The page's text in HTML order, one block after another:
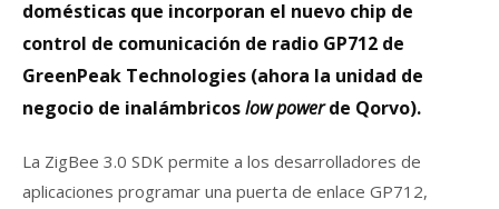
domésticas que incorporan el nuevo chip de
control de comunicación de radio GP712 de
GreenPeak Technologies (ahora la unidad de
negocio de inalámbricoslow powerde Qorvo).
La ZigBee 3.0 SDK permite a los desarrolladores de
aplicaciones programar una puerta de enlace GP712,